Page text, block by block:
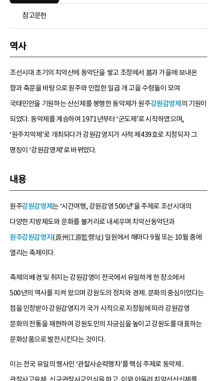
참고문헌
역사
조선시대 초기의 치악산에 동악단을 쌓고 조정에서 봄과 가을에 보내온
향과 축문을 바탕으로 원주와 인접한 일곱 개 고을 수령들이 모여
국태민안을 기원하는 산신제를 봉행한 동악제가 원주강원감영제 의 기원이
되었다. 동악제를 계승하여 1971년부터 ‘군도제’로 시작하였으며,
‘원주치악제’로 개최되다가 강원감영지가 사적 제439호로 지정되자 그
명칭이 ‘강원감영제’로 바뀌었다.
내용
원주강원감영제 는 ‘시간여행, 강원감영 500년’을 주제로 조선시대의
다양한 지방제도와 문화를 볼거리로 내세우며 치악산동악단과
원주강원감영지 (原州江原監營址) 일원에서 해마다 9월 또는 10월 중에
열리는 축제이다.
축제의 배경 및 취지는 강원감영이 전국에서 유일하게 한 장소에서
500년의 역사를 지켜 왔으며 강원도의 정치와 경제․문화의 중심이었다는
점을 인정받아 강원감영지가 국가 사적으로 지정됨에 따라 강원감영
문화의 전통을 재현하여 강원도민의 자긍심을 높이고 강원도를 대표하는
문화상품으로 발전시킨다는 것이다.
이는 전국 유일의 행사인 ‘관찰사순력행차’를 핵심 주제로 동악제․